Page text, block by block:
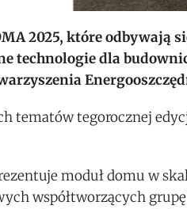
2025, które odbywają
technologie dla
tematów tegorocznej
moduł domu w
współtworzących